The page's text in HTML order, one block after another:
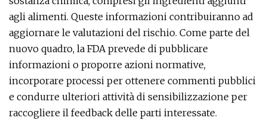
agli alimenti. Queste informazioni contribuiranno ad
aggiornare le valutazioni del rischio. Come parte del
nuovo quadro, la FDA prevede di pubblicare
informazioni o proporre azioni normative,
incorporare processi per ottenere commenti pubblici
e condurre ulteriori attività di sensibilizzazione per
raccogliere il feedback delle parti interessate.